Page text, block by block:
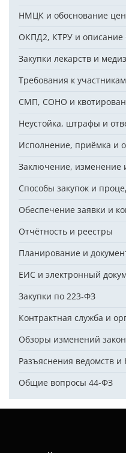
НМЦК и обоснование
ОКПД2, КТРУ и описание
Закупки лекарств и
Требования к
СМП, СОНО и
Неустойка, штрафы и
Исполнение, приёмка и
Заключение, изменение
Способы закупок и
Обеспечение заявки и
Отчётность и реестры
Планирование и
ЕИС и электронный
Закупки по 223-ФЗ
Контрактная служба и
Обзоры изменений
Разъяснения ведомств
Общие вопросы 44-ФЗ